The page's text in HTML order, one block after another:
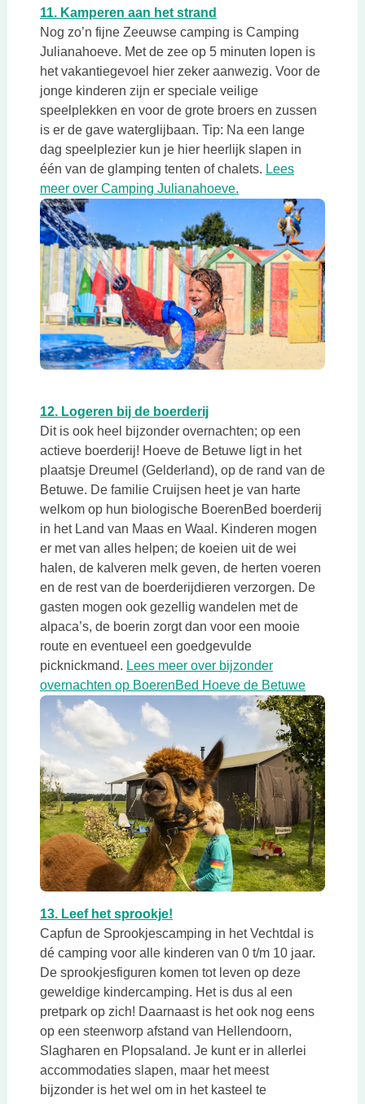
11. Kamperen aan het strandDeze link opent in een
Nog zo’n fijne Zeeuwse camping is Camping
Julianahoeve. Met de zee op 5 minuten lopen is
het vakantiegevoel hier zeker aanwezig. Voor de
jonge kinderen zijn er speciale veilige
speelplekken en voor de grote broers en zussen
is er de gave waterglijbaan. Tip: Na een lange
dag speelplezier kun je hier heerlijk slapen in
één van de glamping tenten of chalets. Lees
meer over Camping Julianahoeve.
12. Logeren bij de boerderijDeze link opent in een
Dit is ook heel bijzonder overnachten; op een
actieve boerderij! Hoeve de Betuwe ligt in het
plaatsje Dreumel (Gelderland), op de rand van de
Betuwe. De familie Cruijsen heet je van harte
welkom op hun biologische BoerenBed boerderij
in het Land van Maas en Waal. Kinderen mogen
er met van alles helpen; de koeien uit de wei
halen, de kalveren melk geven, de herten voeren
en de rest van de boerderijdieren verzorgen. De
gasten mogen ook gezellig wandelen met de
alpaca’s, de boerin zorgt dan voor een mooie
route en eventueel een goedgevulde
picknickmand. Lees meer over bijzonder
overnachten op BoerenBed Hoeve de BetuweDeze link
13. Leef het sprookje!Deze link opent in een nieuwe
Capfun de Sprookjescamping in het Vechtdal is
dé camping voor alle kinderen van 0 t/m 10 jaar.
De sprookjesfiguren komen tot leven op deze
geweldige kindercamping. Het is dus al een
pretpark op zich! Daarnaast is het ook nog eens
op een steenworp afstand van Hellendoorn,
Slagharen en Plopsaland. Je kunt er in allerlei
accommodaties slapen, maar het meest
bijzonder is het wel om in het kasteel te